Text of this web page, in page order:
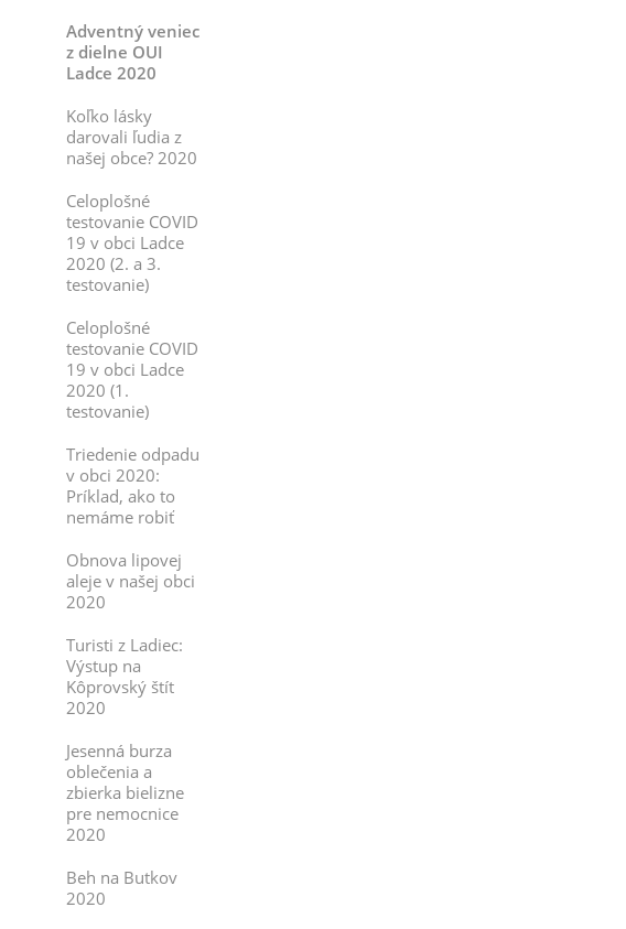
Adventný veniec
z dielne OUI
Ladce 2020
Koľko lásky
darovali ľudia z
našej obce? 2020
Celoplošné
testovanie COVID
19 v obci Ladce
2020 (2. a 3.
testovanie)
Celoplošné
testovanie COVID
19 v obci Ladce
2020 (1.
testovanie)
Triedenie odpadu
v obci 2020:
Príklad, ako to
nemáme robiť
Obnova lipovej
aleje v našej obci
2020
Turisti z Ladiec:
Výstup na
Kôprovský štít
2020
Jesenná burza
oblečenia a
zbierka bielizne
pre nemocnice
2020
Beh na Butkov
2020